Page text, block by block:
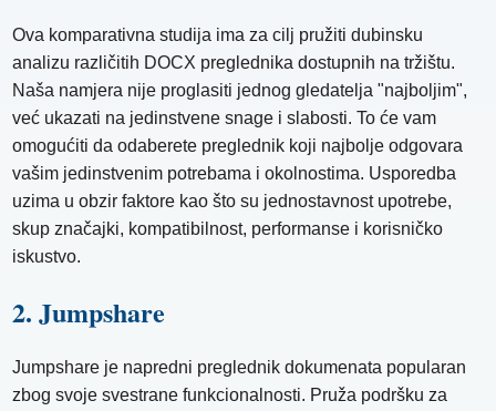
Ova komparativna studija ima za cilj pružiti dubinsku
analizu različitih DOCX preglednika dostupnih na tržištu.
Naša namjera nije proglasiti jednog gledatelja "najboljim",
već ukazati na jedinstvene snage i slabosti. To će vam
omogućiti da odaberete preglednik koji najbolje odgovara
vašim jedinstvenim potrebama i okolnostima. Usporedba
uzima u obzir faktore kao što su jednostavnost upotrebe,
skup značajki, kompatibilnost, performanse i korisničko
iskustvo.
2. Jumpshare
Jumpshare je napredni preglednik dokumenata popularan
zbog svoje svestrane funkcionalnosti. Pruža podršku za